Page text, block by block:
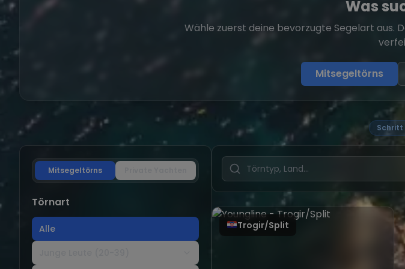
Was
Wähle zuerst deine bevorzugte Segelart aus.
Mitsegeltörns
Schritt
Mitsegeltörns
Törnart
Alle
Trogir/Split